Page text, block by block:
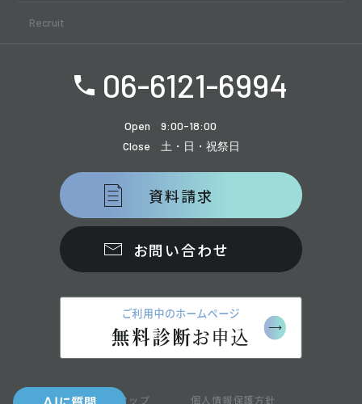
Recruit
06-6121-6994
Open
9:00-18:00
Close
土・日・祝祭日
資料請求
お問い合わせ
サイトマップ 個人情報保護方針